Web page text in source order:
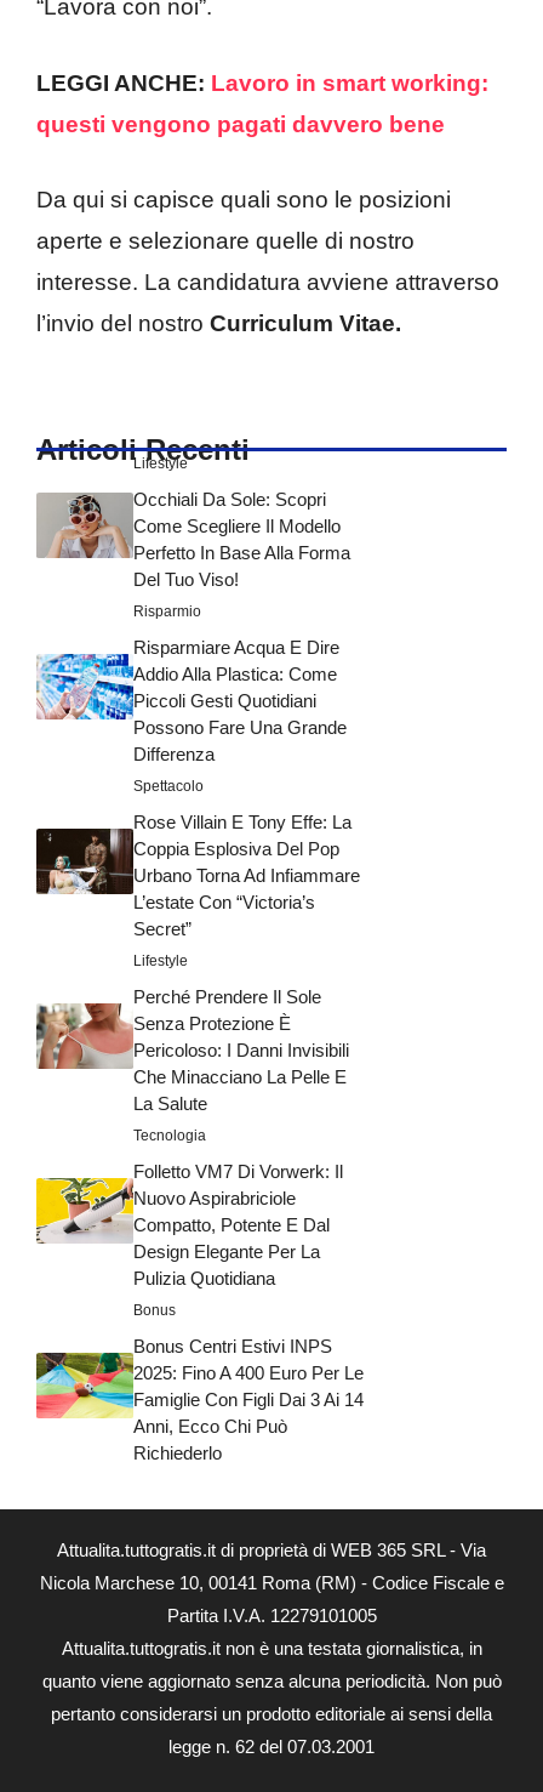
“Lavora con noi”.
LEGGI ANCHE: Lavoro in smart working:
questi vengono pagati davvero bene
Da qui si capisce quali sono le posizioni
aperte e selezionare quelle di nostro
interesse. La candidatura avviene attraverso
l’invio del nostro Curriculum Vitae.
Articoli Recenti
Lifestyle
Occhiali Da Sole: Scopri
Come Scegliere Il Modello
Perfetto In Base Alla Forma
Del Tuo Viso!
Risparmio
Risparmiare Acqua E Dire
Addio Alla Plastica: Come
Piccoli Gesti Quotidiani
Possono Fare Una Grande
Differenza
Spettacolo
Rose Villain E Tony Effe: La
Coppia Esplosiva Del Pop
Urbano Torna Ad Infiammare
L’estate Con “Victoria’s
Secret”
Lifestyle
Perché Prendere Il Sole
Senza Protezione È
Pericoloso: I Danni Invisibili
Che Minacciano La Pelle E
La Salute
Tecnologia
Folletto VM7 Di Vorwerk: Il
Nuovo Aspirabriciole
Compatto, Potente E Dal
Design Elegante Per La
Pulizia Quotidiana
Bonus
Bonus Centri Estivi INPS
2025: Fino A 400 Euro Per Le
Famiglie Con Figli Dai 3 Ai 14
Anni, Ecco Chi Può
Richiederlo
Attualita.tuttogratis.it di proprietà di WEB 365 SRL - Via
Nicola Marchese 10, 00141 Roma (RM) - Codice Fiscale e
Partita I.V.A. 12279101005
Attualita.tuttogratis.it non è una testata giornalistica, in
quanto viene aggiornato senza alcuna periodicità. Non può
pertanto considerarsi un prodotto editoriale ai sensi della
legge n. 62 del 07.03.2001